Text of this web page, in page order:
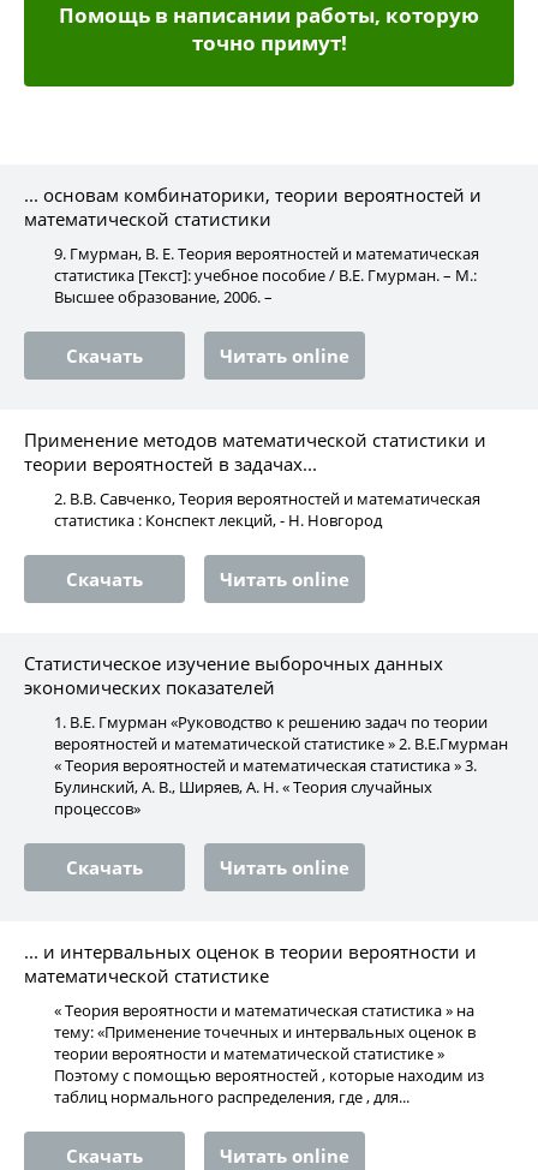
Помощь в написании работы, которую
точно примут!
... основам комбинаторики, теории вероятностей и
математической статистики
9. Гмурман, В. Е. Теория вероятностей и математическая
статистика [Текст]: учебное пособие / В.Е. Гмурман. – М.:
Высшее образование, 2006. –
Скачать Читать online
Применение методов математической статистики и
теории вероятностей в задачах...
2. В.В. Савченко, Теория вероятностей и математическая
статистика : Конспект лекций, - Н. Новгород
Скачать Читать online
Статистическое изучение выборочных данных
экономических показателей
1. В.Е. Гмурман «Руководство к решению задач по теории
вероятностей и математической статистике » 2. В.Е.Гмурман
« Теория вероятностей и математическая статистика » 3.
Булинский, А. В., Ширяев, А. Н. « Теория случайных
процессов»
Скачать Читать online
... и интервальных оценок в теории вероятности и
математической статистике
« Теория вероятности и математическая статистика » на
тему: «Применение точечных и интервальных оценок в
теории вероятности и математической статистике »
Поэтому с помощью вероятностей , которые находим из
таблиц нормального распределения, где , для...
Скачать Читать online